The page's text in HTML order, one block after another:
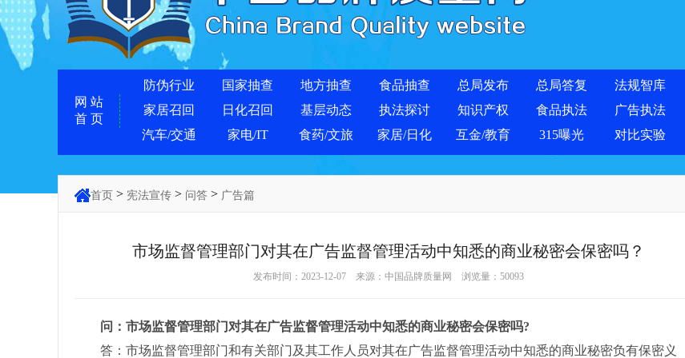
网 站
首 页
防伪行业 国家抽查 地方抽查 食品抽查 总局发布 总局答复 法规智库
家居召回
日化召回 基层动态 执法探讨 知识产权 食品执法 广告执法
汽车/交通
家电/IT 食药/文旅 家居/日化 互金/教育 315曝光 对比实验
首页 > 宪法宣传 > 问答 > 广告篇
市场监督管理部门对其在广告监督管理活动中知悉的商业秘密会保密吗？
发布时间：2023-12-07 来源： 中国品牌质量网 浏览量： 50093
问：市场监督管理部门对其在广告监督管理活动中知悉的商业秘密会保密吗?
答：市场监督管理部门和有关部门及其工作人员对其在广告监督管理活动中知悉的商业秘密负有保密义